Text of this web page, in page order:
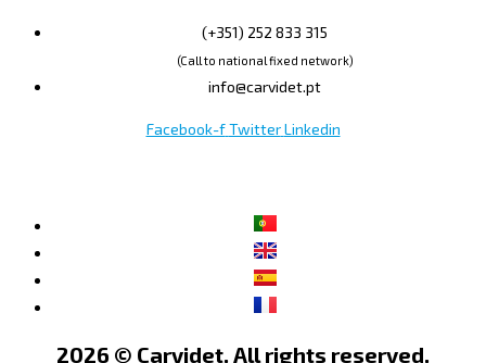
(+351) 252 833 315
(Call to national fixed network)
info@carvidet.pt
Facebook-f Twitter Linkedin
2026 © Carvidet. All rights reserved.